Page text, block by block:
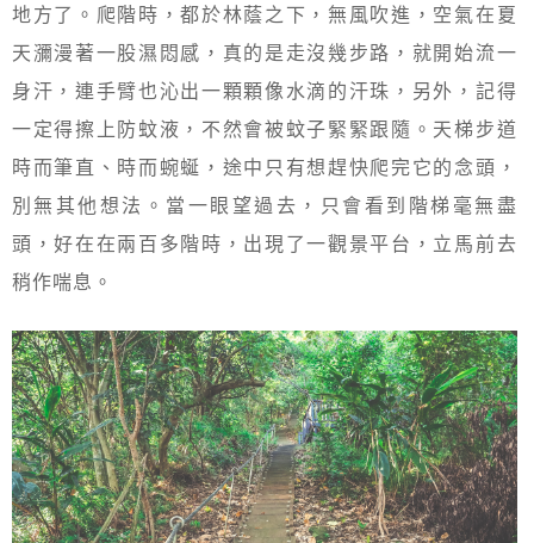
地方了。爬階時，都於林蔭之下，無風吹進，空氣在夏
天瀰漫著一股濕悶感，真的是走沒幾步路，就開始流一
身汗，連手臂也沁出一顆顆像水滴的汗珠，另外，記得
一定得擦上防蚊液，不然會被蚊子緊緊跟隨。天梯步道
時而筆直、時而蜿蜒，途中只有想趕快爬完它的念頭，
別無其他想法。當一眼望過去，只會看到階梯毫無盡
頭，好在在兩百多階時，出現了一觀景平台，立馬前去
稍作喘息。